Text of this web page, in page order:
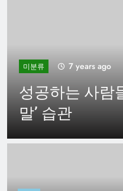
미분류 7 years ago
성공하는 사람
말’ 습관